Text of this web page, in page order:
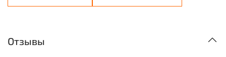
Отзывы